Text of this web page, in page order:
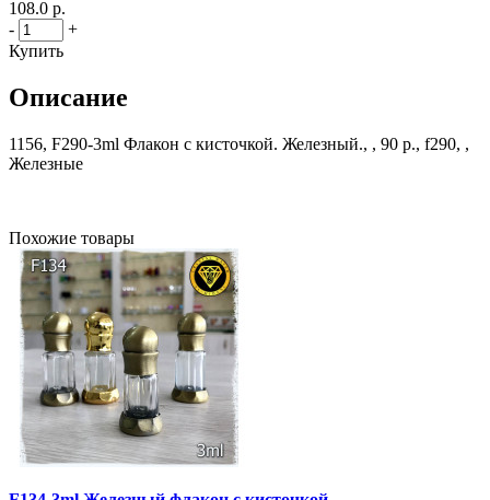
108.0 р.
-
+
Купить
Описание
1156, F290-3ml Флакон с кисточкой. Железный., , 90 р., f290, ,
Железные
Похожие товары